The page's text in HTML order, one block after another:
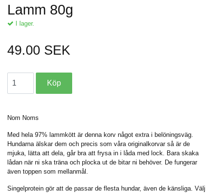
Lamm 80g
I lager.
49.00 SEK
Nom Noms
Med hela 97% lammkött är denna korv något extra i belöningsväg.
Hundarna älskar dem och precis som våra originalkorvar så är de
mjuka, lätta att dela, går bra att frysa in i låda med lock. Bara skaka
lådan när ni ska träna och plocka ut de bitar ni behöver. De fungerar
även toppen som mellanmål.
Singelprotein gör att de passar de flesta hundar, även de känsliga. Välj